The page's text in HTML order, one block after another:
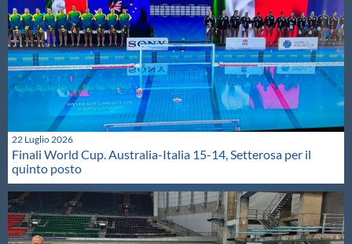
22 Luglio 2026
Finali World Cup. Australia-Italia 15-14, Setterosa per il
quinto posto